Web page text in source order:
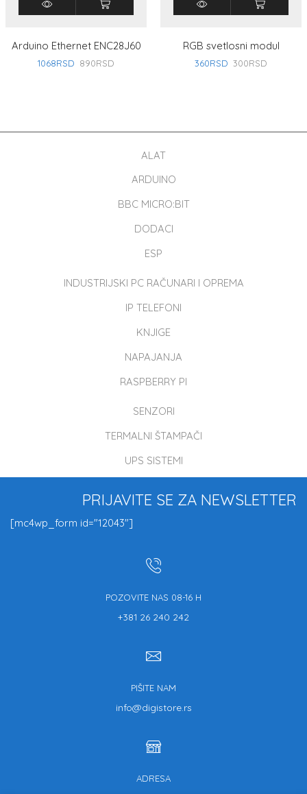
Arduino Ethernet ENC28J60
1068RSD 890RSD
RGB svetlosni modul
360RSD 300RSD
ALAT
ARDUINO
BBC MICRO:BIT
DODACI
ESP
INDUSTRIJSKI PC RAČUNARI I OPREMA
IP TELEFONI
KNJIGE
NAPAJANJA
RASPBERRY PI
SENZORI
TERMALNI ŠTAMPAČI
UPS SISTEMI
PRIJAVITE SE ZA NEWSLETTER
[mc4wp_form id="12043"]
POZOVITE NAS 08-16 H
+381 26 240 242
PIŠITE NAM
info@digistore.rs
ADRESA